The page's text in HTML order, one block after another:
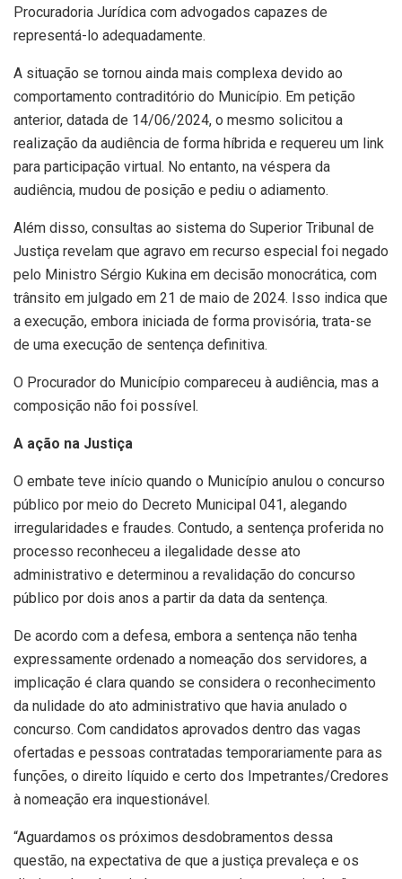
Procuradoria Jurídica com advogados capazes de
representá-lo adequadamente.
A situação se tornou ainda mais complexa devido ao
comportamento contraditório do Município. Em petição
anterior, datada de 14/06/2024, o mesmo solicitou a
realização da audiência de forma híbrida e requereu um link
para participação virtual. No entanto, na véspera da
audiência, mudou de posição e pediu o adiamento.
Além disso, consultas ao sistema do Superior Tribunal de
Justiça revelam que agravo em recurso especial foi negado
pelo Ministro Sérgio Kukina em decisão monocrática, com
trânsito em julgado em 21 de maio de 2024. Isso indica que
a execução, embora iniciada de forma provisória, trata-se
de uma execução de sentença definitiva.
O Procurador do Município compareceu à audiência, mas a
composição não foi possível.
A ação na Justiça
O embate teve início quando o Município anulou o concurso
público por meio do Decreto Municipal 041, alegando
irregularidades e fraudes. Contudo, a sentença proferida no
processo reconheceu a ilegalidade desse ato
administrativo e determinou a revalidação do concurso
público por dois anos a partir da data da sentença.
De acordo com a defesa, embora a sentença não tenha
expressamente ordenado a nomeação dos servidores, a
implicação é clara quando se considera o reconhecimento
da nulidade do ato administrativo que havia anulado o
concurso. Com candidatos aprovados dentro das vagas
ofertadas e pessoas contratadas temporariamente para as
funções, o direito líquido e certo dos Impetrantes/Credores
à nomeação era inquestionável.
“Aguardamos os próximos desdobramentos dessa
questão, na expectativa de que a justiça prevaleça e os